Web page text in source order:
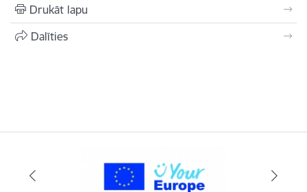
Drukāt lapu
Dalīties